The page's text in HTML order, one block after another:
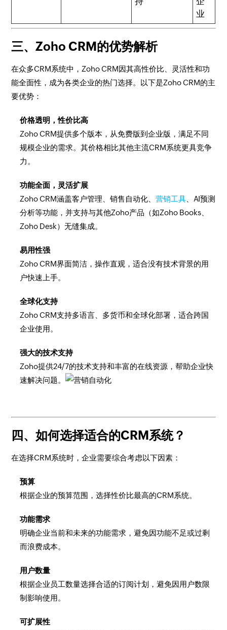
业
三、Zoho CRM的优势解析
在众多CRM系统中，Zoho CRM因其高性价比、灵活性和功
能全面性，成为各类企业的热门选择。以下是Zoho CRM的主
要优势：
价格透明，性价比高
Zoho CRM提供多个版本，从免费版到企业版，满足不同
规模企业的需求。其价格相比其他主流CRM系统更具竞争
力。
功能全面，灵活扩展
Zoho CRM涵盖客户管理、销售自动化、营销工具 、AI预测
分析等功能，并支持与其他Zoho产品（如Zoho Books、
Zoho Desk）无缝集成。
易用性强
Zoho CRM界面简洁，操作直观，适合没有技术背景的用
户快速上手。
全球化支持
Zoho CRM支持多语言、多货币和全球化部署，适合跨国
企业使用。
强大的技术支持
Zoho提供24/7的技术支持和丰富的在线资源，帮助企业快
速解决问题。
四、如何选择适合的CRM系统？
在选择CRM系统时，企业需要综合考虑以下因素：
预算
根据企业的预算范围，选择性价比最高的CRM系统。
功能需求
明确企业当前和未来的功能需求，避免因功能不足或过剩
而浪费成本。
用户数量
根据企业员工数量选择合适的订阅计划，避免因用户数限
制影响使用。
可扩展性